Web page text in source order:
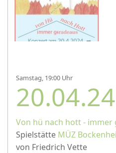
Samstag, 19:00 Uhr
20.04.24
Von hü nach hott - immer
Spielstätte MÜZ
von Friedrich Vette